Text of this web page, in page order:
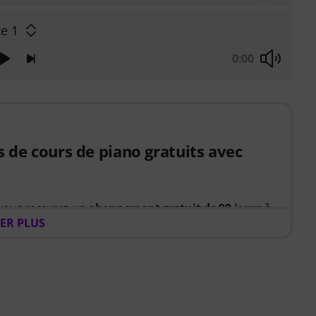
1
0:00
de cours de piano gratuits avec
recevrez un abonnement gratuit de 90 jours à
votre apprentissage du piano grâce à un parcours
motivé et à progresser régulièrement avec
PLUS